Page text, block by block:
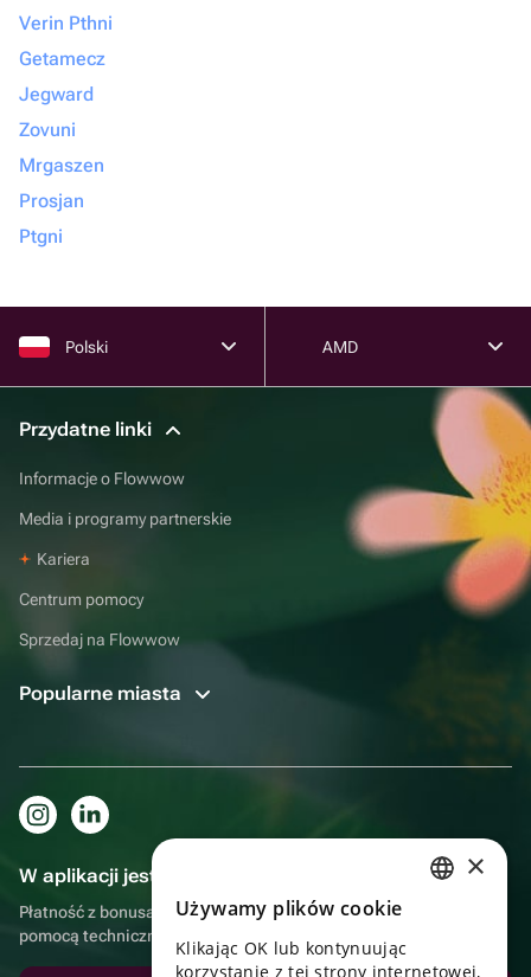
Verin Pthni
Getamecz
Jegward
Zovuni
Mrgaszen
Prosjan
Ptgni
Polski AMD
Przydatne linki
Informacje o Flowwow
Media i programy partnerskie
Kariera
Centrum pomocy
Sprzedaj na Flowwow
Popularne miasta
W aplikacji jest to jeszcze wygodniejsze!
Płatność z bonusami, samodzielna dostawa, wygodny czat z
pomocą techniczną
×
Używamy plików cookie
Klikając OK lub kontynuując
korzystanie z tej strony internetowej,